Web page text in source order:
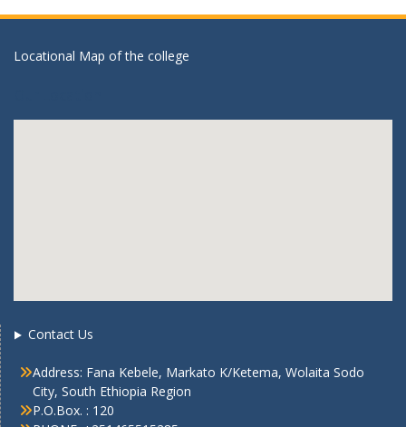
Locational Map of the college
Contact Us
Address: Fana Kebele, Markato K/Ketema, Wolaita Sodo
City, South Ethiopia Region
P.O.Box. : 120